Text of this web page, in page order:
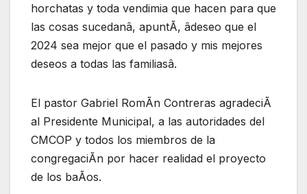
horchatas y toda vendimia que hacen para que
las cosas sucedanâ, apuntÃ, âdeseo que el
2024 sea mejor que el pasado y mis mejores
deseos a todas las familiasâ.
El pastor Gabriel RomÃn Contreras agradeciÃ
al Presidente Municipal, a las autoridades del
CMCOP y todos los miembros de la
congregaciÃn por hacer realidad el proyecto
de los baÃos.